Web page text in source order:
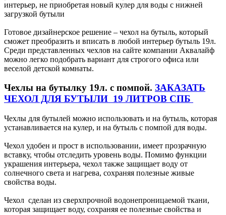
интерьер, не приобретая новый кулер для воды с нижней
загрузкой бутыли
Готовое дизайнерское решение – чехол на бутыль, который
сможет преобразить и вписать в любой интерьер бутыль 19л.
Среди представленных чехлов на сайте компании Аквалайф
можно легко подобрать вариант для строгого офиса или
веселой детской комнаты.
Чехлы на бутылку 19л. с помпой. ЗАКАЗАТЬ
ЧЕХОЛ ДЛЯ БУТЫЛИ 19 ЛИТРОВ СПБ
Чехлы для бутылей можно использовать и на бутыль, которая
устанавливается на кулер, и на бутыль с помпой для воды.
Чехол удобен и прост в использовании, имеет прозрачную
вставку, чтобы отследить уровень воды. Помимо функции
украшения интерьера, чехол также защищает воду от
солнечного света и нагрева, сохраняя полезные живые
свойства воды.
Чехол сделан из сверхпрочной водонепроницаемой ткани,
которая защищает воду, сохраняя ее полезные свойства и